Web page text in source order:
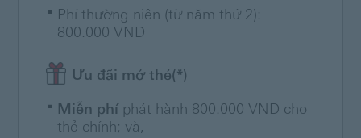
Phí thường niên (từ năm thứ 2):
800.000 VND
Ưu đãi mở thẻ(*)
Miễn phíphát hành 800.000 VND cho
thẻ chính; và,